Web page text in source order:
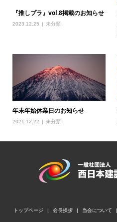
『推しプラ』vol.8掲載のお知らせ
2023.12.25 未分類
年末年始休業日のお知らせ
2021.12.22 未分類
トップページ 会長挨拶 当会について